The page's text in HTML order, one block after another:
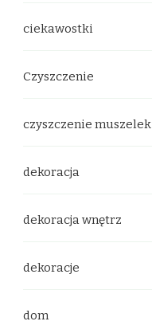
ciekawostki
Czyszczenie
czyszczenie muszelek
dekoracja
dekoracja wnętrz
dekoracje
dom